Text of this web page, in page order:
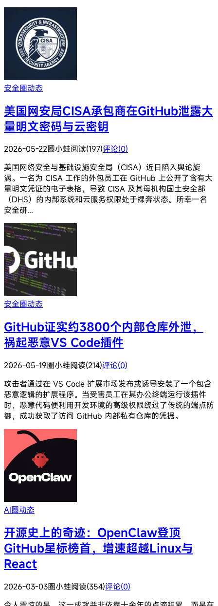
安全圈动态
美国网安局CISA承包商在GitHub泄露大
量明文密码与云密钥
2026-05-22圈小蛙阅读(197)评论(0)
美国网络安全与基础设施安全局（CISA）近日陷入舆论旋
涡。一名为 CISA 工作的外包员工在 GitHub 上公开了含有大
量明文凭证的电子表格，导致 CISA 及其母机构国土安全部
（DHS）的内部系统和云服务权限处于裸奔状态。所幸一名
安全研...
安全圈动态
GitHub证实约3800个内部仓库外泄，
祸起恶意VS Code插件
2026-05-19圈小蛙阅读(214)评论(0)
攻击者通过在 VS Code 扩展市场发布或诱导安装了一个包含
恶意逻辑的扩展程序。当受害员工在其办公终端运行该插件
时，恶意代码便利用开发环境的高级权限绕过了传统的端点防
御，成功获取了访问 GitHub 内部私有仓库的凭据。
AI圈动态
开源史上的奇迹：OpenClaw登顶
GitHub星标榜首，增速超越Linux与
React
2026-03-03圈小蛙阅读(354)评论(0)